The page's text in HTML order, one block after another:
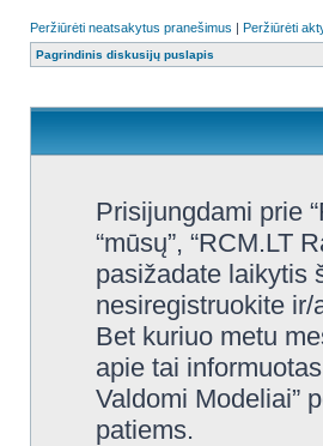
Peržiūrėti neatsakytus pranešimus | Peržiūrėti
Pagrindinis diskusijų puslapis
Prisijungdami prie
“mūsų”, “RCM.LT
pasižadate laikytis
nesiregistruokite ir/
Bet kuriuo metu
apie tai
Valdomi Modeliai”
patiems.